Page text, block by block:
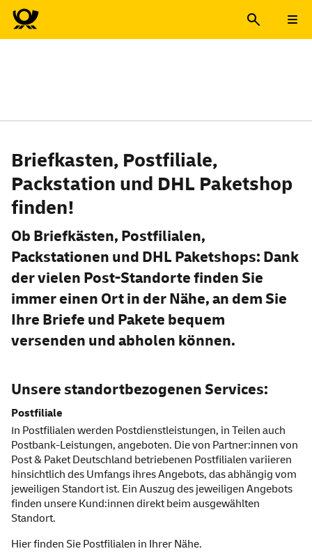
Briefkasten, Postfiliale,
Packstation und DHL Paketshop
finden!
Ob Briefkästen, Postfilialen,
Packstationen und DHL Paketshops: Dank
der vielen Post-Standorte finden Sie
immer einen Ort in der Nähe, an dem Sie
Ihre Briefe und Pakete bequem
versenden und abholen können.
Unsere standortbezogenenServices:
Postfiliale
In Postfilialen werden Postdienstleistungen, in Teilen auch
Postbank-Leistungen, angeboten. Die von Partner:innen von
Post & Paket Deutschland betriebenen Postfilialen variieren
hinsichtlich des Umfangs ihres Angebots, das abhängig vom
jeweiligen Standort ist. Ein Auszug des jeweiligen Angebots
finden unsere Kund:innen direkt beim ausgewählten
Standort.
Hier finden Sie Postfilialen in Ihrer Nähe.